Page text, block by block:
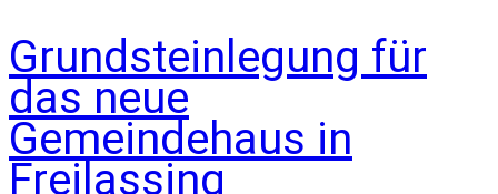
Grundsteinlegung für
das neue
Gemeindehaus in
Freilassing